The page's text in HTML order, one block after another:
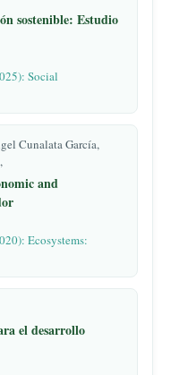
sostenible: Estudio
Social
Cunalata García,
and
Ecosystems:
el desarrollo